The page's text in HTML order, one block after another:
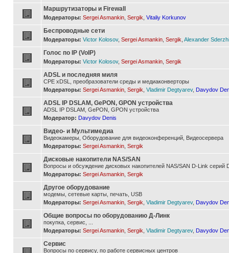
Маршрутизаторы и Firewall
Модераторы: Sergei Asmankin Sergik Vitaliy Korkunov
Беспроводные сети
Модераторы: Victor Kolosov, Sergei Asmankin Sergik Alexander
Голос по IP (VoIP)
Модераторы: Victor Kolosov, Sergei Asmankin Sergik
ADSL и последняя миля
CPE xDSL, преобразователи среды и медиаконверторы
Модераторы: Sergei Asmankin Sergik Vladimir Degtyarev, Davydov
ADSL IP DSLAM, GePON, GPON устройства
ADSL IP DSLAM, GePON, GPON устройства
Модератор: Davydov Denis
Видео- и Мультимедиа
Видеокамеры, Оборудование для видеоконференций, Видеосервера
Модераторы: Sergei Asmankin Sergik
Дисковые накопители NAS/SAN
Вопросы и обсуждение дисковых накопителей NAS/SAN D-Link серий
Модераторы: Sergei Asmankin Sergik
Другое оборудование
модемы, сетевые карты, печать, USB
Модераторы: Sergei Asmankin Sergik Vladimir Degtyarev, Davydov
Общие вопросы по оборудованию Д-Линк
покупка, сервис, ...
Модераторы: Sergei Asmankin Sergik Vladimir Degtyarev, Davydov
Сервис
Вопросы по сервису, по работе сервисных центров